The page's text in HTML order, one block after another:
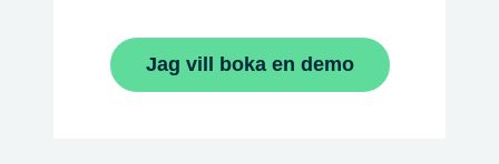
Jag vill boka en demo